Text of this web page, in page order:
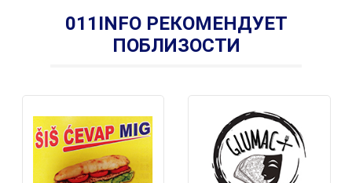
011INFO РЕКОМЕНДУЕТ
ПОБЛИЗОСТИ